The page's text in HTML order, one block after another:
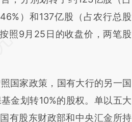
）和137亿股（占农行总股
照9月25日的收盘价，两笔股
家政策，国有大行的另一国
金划转10%的股权。单以五大
有股东财政部和中央汇金所持